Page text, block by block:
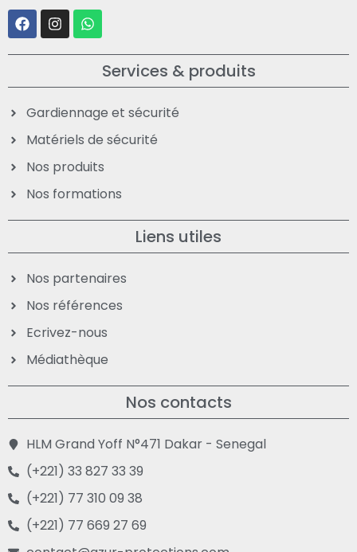
Services & produits
Gardiennage et sécurité
Matériels de sécurité
Nos produits
Nos formations
Liens utiles
Nos partenaires
Nos références
Ecrivez-nous
Médiathèque
Nos contacts
HLM Grand Yoff N°471 Dakar - Senegal
(+221) 33 827 33 39
(+221) 77 310 09 38
(+221) 77 669 27 69